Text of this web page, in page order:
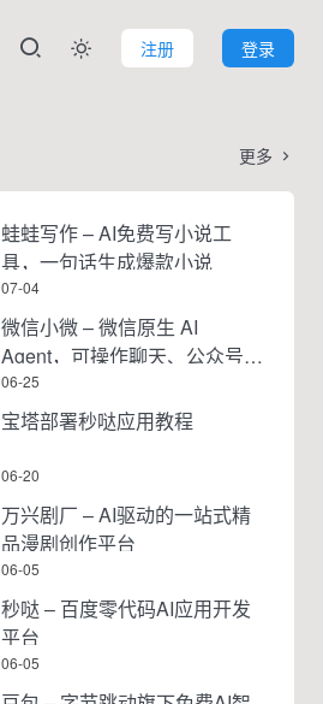
登录
注册

更多 
蛙蛙写作 – AI免费写小说工
具，一句话生成爆款小说
07-04
微信小微 – 微信原生 AI
Agent，可操作聊天、公众号、
视频号和小程序
06-25
宝塔部署秒哒应用教程
06-20
万兴剧厂 – AI驱动的一站式精
品漫剧创作平台
06-05
秒哒 – 百度零代码AI应用开发
平台
06-05